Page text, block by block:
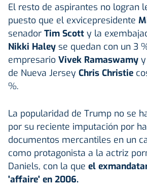
El resto de aspirantes no logran
puesto que el exvicepresidente
senador Tim Scott y la
Nikki Haley se quedan con un 3
empresario Vivek Ramaswamy
de Nueva Jersey Chris Christie
%.
La popularidad de Trump no se
por su reciente imputación por
documentos mercantiles en un
como protagonista a la actriz
Daniels, con la que el
'affaire' en 2006.